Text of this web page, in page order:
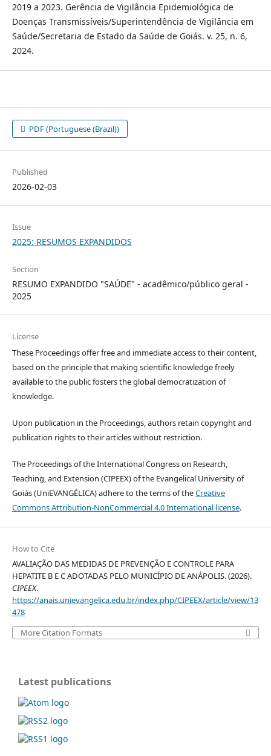
2019 a 2023. Gerência de Vigilância Epidemiológica de
Doenças Transmissíveis/Superintendência de Vigilância em
Saúde/Secretaria de Estado da Saúde de Goiás. v. 25, n. 6,
2024.
PDF (Portuguese (Brazil))
Published
2026-02-03
Issue
2025: RESUMOS EXPANDIDOS
Section
RESUMO EXPANDIDO "SAÚDE" - acadêmico/público geral -
2025
License
These Proceedings offer free and immediate access to their content,
based on the principle that making scientific knowledge freely
available to the public fosters the global democratization of
knowledge.
Upon publication in the Proceedings, authors retain copyright and
publication rights to their articles without restriction.
The Proceedings of the International Congress on Research,
Teaching, and Extension (CIPEEX) of the Evangelical University of
Goiás (UniEVANGÉLICA) adhere to the terms of theCreative
Commons Attribution-NonCommercial 4.0 International license.
How to Cite
AVALIAÇÃO DAS MEDIDAS DE PREVENÇÃO E CONTROLE PARA
HEPATITE B E C ADOTADAS PELO MUNICÍPIO DE ANÁPOLIS. (2026).
CIPEEX.
https://anais.unievangelica.edu.br/index.php/CIPEEX/article/view/13
478
More Citation Formats
Latest publications